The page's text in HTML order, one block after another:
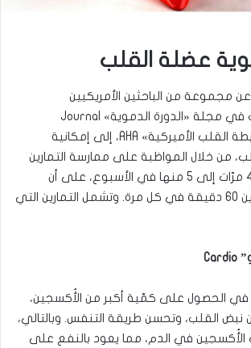
عضلة القلب
عن مجموعة من الباحثين الأمريكيين
والأستراليين، ونُشرت في مجلة «الدورة الدموية» Journal
Circulation، عن «رابطة القلب الأميركية» AHA، إلى إمكانية
من خلال المواظبة على ممارسة التمارين
الرياضية، وذلك من 4 مرّات إلى 5 منها في الأسبوع، على أن
يستغرق وقت التمرين 60 دقيقة في كل مرة. وتشمل التمارين التي
الحصول على كمّية أكبر من الأُكسجين،
من نبض القلب، وتحسن طريقة التنفس. وبالتالي،
في الدم، مما يعود بالنفع على